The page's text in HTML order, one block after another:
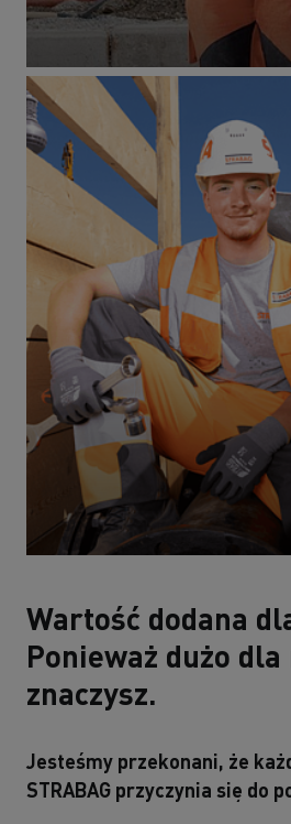
Wartość dodana
Ponieważ dużo dla
znaczysz.
Jesteśmy przekonani, że
STRABAG przyczynia się do